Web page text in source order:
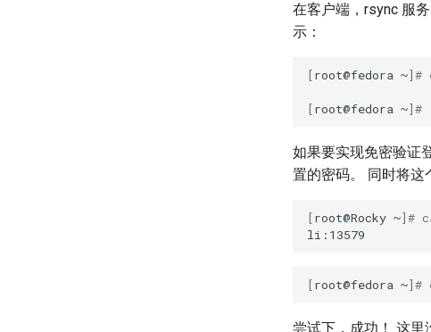
在客户端，rsync 服
示：
[root@fedora ~]#
[root@fedora ~]#
如果要实现免密验证
置的密码。 同时将这
[root@Rocky ~]#
[root@fedora ~]#
尝试下，成功！ 这里